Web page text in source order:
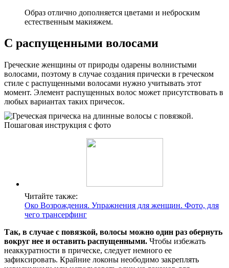
Образ отлично дополняется цветами и неброским
естественным макияжем.
С распущенными волосами
Греческие женщины от природы одарены волнистыми
волосами, поэтому в случае создания прически в греческом
стиле с распущенными волосами нужно учитывать этот
момент. Элемент распущенных волос может присутствовать в
любых вариантах таких причесок.
Читайте также:
Око Возрождения. Упражнения для женщин. Фото, для
чего трансерфинг
Так, в случае с повязкой, волосы можно один раз обернуть
вокруг нее и оставить распущенными. Чтобы избежать
неаккуратности в прическе, следует немного ее
зафиксировать. Крайние локоны неободимо закреплять